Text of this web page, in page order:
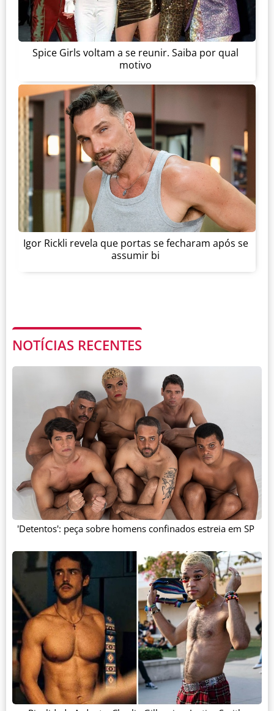
Spice Girls voltam a se reunir. Saiba por qual
motivo
Igor Rickli revela que portas se fecharam após se
assumir bi
NOTÍCIAS RECENTES
'Detentos': peça sobre homens confinados estreia em SP